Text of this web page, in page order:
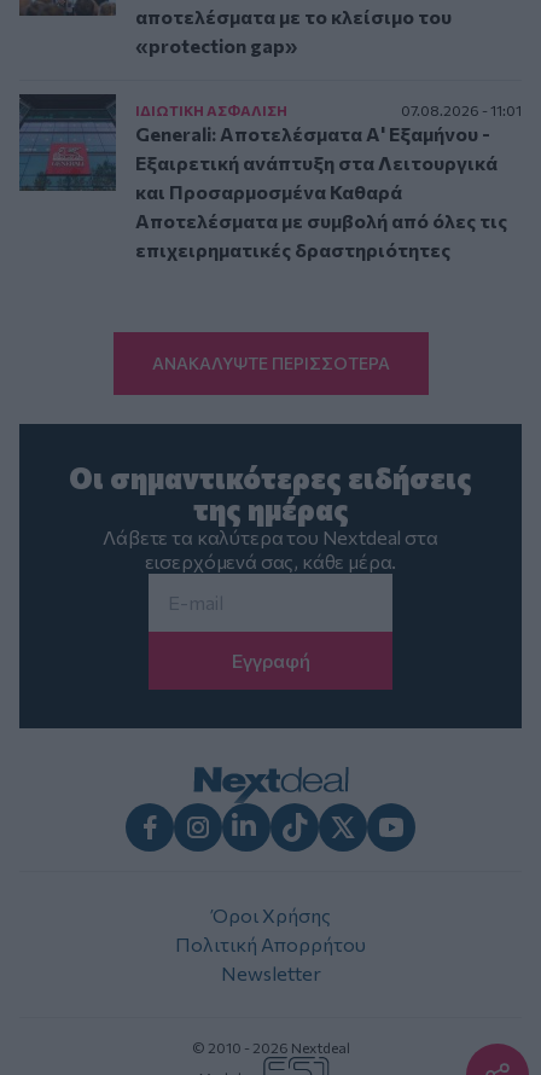
αποτελέσματα με το κλείσιμο του
«protection gap»
ΙΔΙΩΤΙΚΗ ΑΣΦAΛΙΣΗ 07.08.2026 - 11:01
Generali: Αποτελέσματα Α' Εξαμήνου -
Εξαιρετική ανάπτυξη στα Λειτουργικά
και Προσαρμοσμένα Καθαρά
Αποτελέσματα με συμβολή από όλες τις
επιχειρηματικές δραστηριότητες
ΑΝΑΚΑΛΥΨΤΕ ΠΕΡΙΣΣΟΤΕΡΑ
Οι σημαντικότερες ειδήσεις
της ημέρας
Λάβετε τα καλύτερα του Nextdeal στα
εισερχόμενά σας, κάθε μέρα.
Όροι Χρήσης
Πολιτική Απορρήτου
Newsletter
© 2010 - 2026 Nextdeal